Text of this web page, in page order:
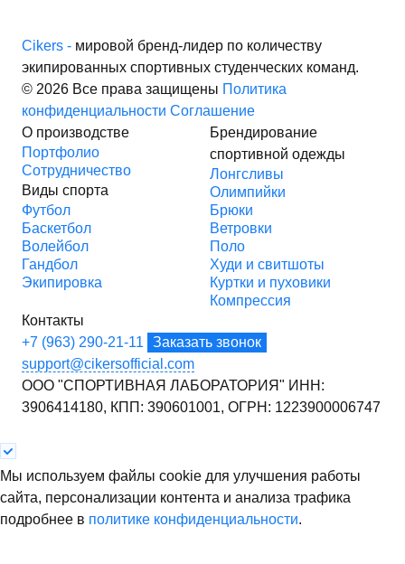
Cikers - мировой бренд-лидер по количеству
экипированных спортивных студенческих команд.
© 2026 Все права защищены Политика
конфиденциальности Соглашение
О производстве
Портфолио
Сотрудничество
Виды спорта
Футбол
Баскетбол
Волейбол
Гандбол
Экипировка
Брендирование
спортивной одежды
Лонгсливы
Олимпийки
Брюки
Ветровки
Поло
Худи и свитшоты
Куртки и пуховики
Компрессия
Контакты
+7 (963) 290-21-11
Заказать звонок
support@cikersofficial.com
ООО "СПОРТИВНАЯ ЛАБОРАТОРИЯ" ИНН:
3906414180, КПП: 390601001, ОГРН: 1223900006747
Мы используем файлы cookie для улучшения работы
сайта, персонализации контента и анализа трафика
подробнее в политике конфиденциальности.